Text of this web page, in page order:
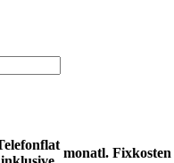
monatl. Fixkosten